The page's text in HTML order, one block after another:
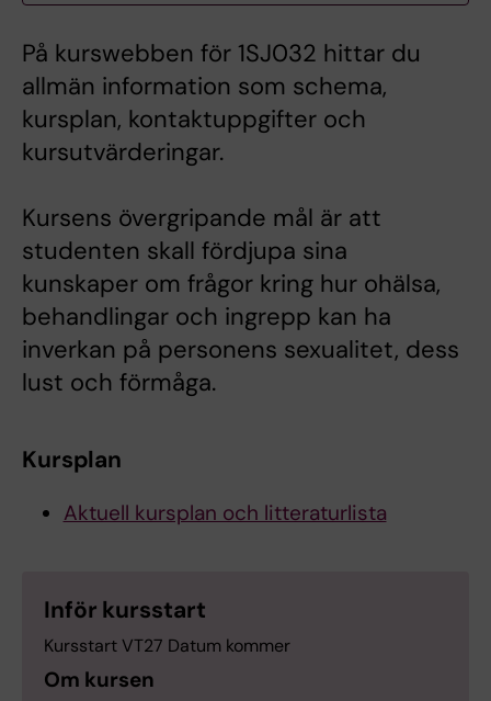
På kurswebben för 1SJ032 hittar du
allmän information som schema,
kursplan, kontaktuppgifter och
kursutvärderingar.
Kursens övergripande mål är att
studenten skall fördjupa sina
kunskaper om frågor kring hur ohälsa,
behandlingar och ingrepp kan ha
inverkan på personens sexualitet, dess
lust och förmåga.
Kursplan
Aktuell kursplan och litteraturlista
Inför kursstart
Kursstart VT27 Datum kommer
Om kursen